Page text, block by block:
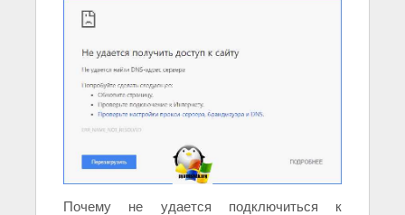
Почему не удается подключиться к